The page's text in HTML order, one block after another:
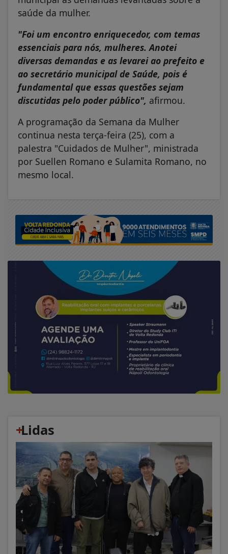
saúde da mulher.
"Foi um encontro enriquecedor, com temas
essenciais para nós, mulheres. Anotei
diversas demandas e as levarei ao prefeito e
ao secretário municipal de Saúde, pois é
fundamental que essas questões sejam
discutidas pelo poder público", afirmou.
A programação da Semana da Mulher
continua nesta terça-feira (25), com a
palestra "Cuidados de Mulher", ministrada
por Suellen Romano e Sulamita Romano, no
mesmo local.
+
Lidas